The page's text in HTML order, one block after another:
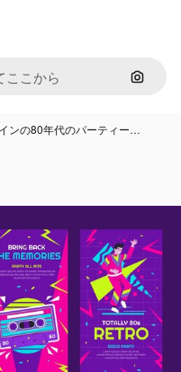
画像で
ンの80年代のパーティー…